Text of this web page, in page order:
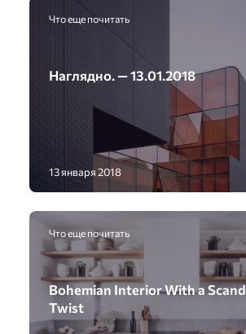
Что еще почитать
Наглядно. — 13.01.2018
13 января 2018
Что еще почитать
Bohemian Interior With a
Twist